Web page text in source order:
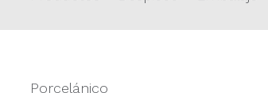
Porcelánico